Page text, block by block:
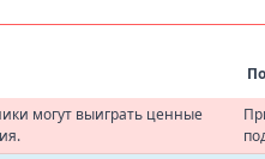
могут выиграть ценные